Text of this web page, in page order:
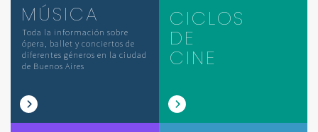
MÚSICA
Toda la información sobre
ópera, ballet y conciertos de
diferentes géneros en la ciudad
de Buenos Aires
CICLOS
DE
CINE